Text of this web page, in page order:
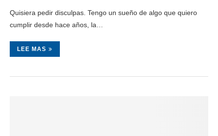
Quisiera pedir disculpas. Tengo un sueño de algo que quiero
cumplir desde hace años, la…
LEE MAS